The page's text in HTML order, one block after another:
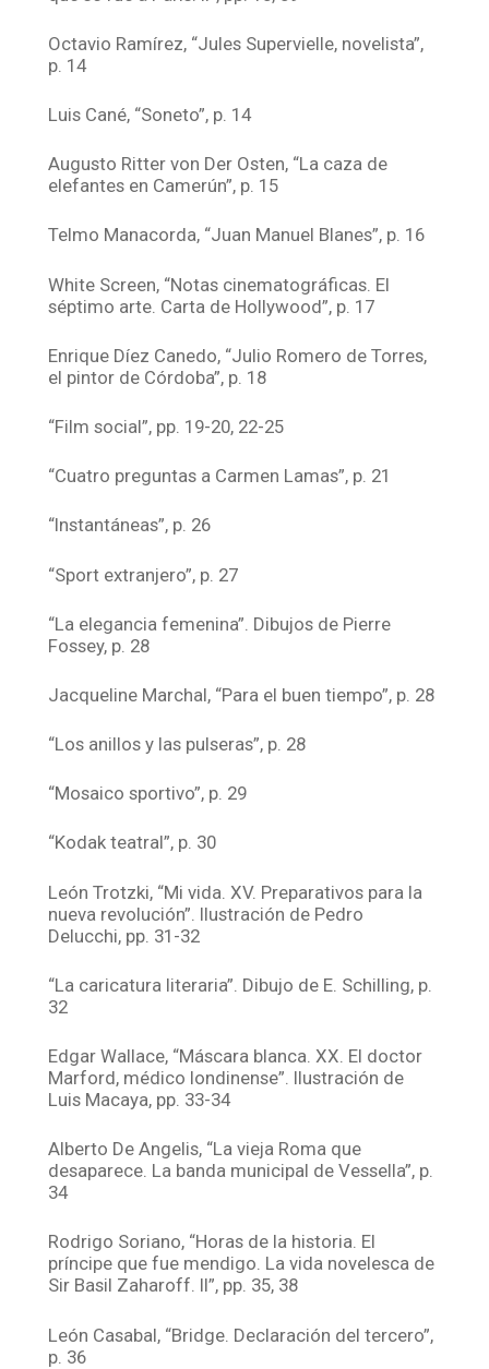
Octavio Ramírez, “Jules Supervielle, novelista”,
p. 14
Luis Cané, “Soneto”, p. 14
Augusto Ritter von Der Osten, “La caza de
elefantes en Camerún”, p. 15
Telmo Manacorda, “Juan Manuel Blanes”, p. 16
White Screen, “Notas cinematográficas. El
séptimo arte. Carta de Hollywood”, p. 17
Enrique Díez Canedo, “Julio Romero de Torres,
el pintor de Córdoba”, p. 18
“Film social”, pp. 19-20, 22-25
“Cuatro preguntas a Carmen Lamas”, p. 21
“Instantáneas”, p. 26
“Sport extranjero”, p. 27
“La elegancia femenina”. Dibujos de Pierre
Fossey, p. 28
Jacqueline Marchal, “Para el buen tiempo”, p. 28
“Los anillos y las pulseras”, p. 28
“Mosaico sportivo”, p. 29
“Kodak teatral”, p. 30
León Trotzki, “Mi vida. XV. Preparativos para la
nueva revolución”. Ilustración de Pedro
Delucchi, pp. 31-32
“La caricatura literaria”. Dibujo de E. Schilling, p.
32
Edgar Wallace, “Máscara blanca. XX. El doctor
Marford, médico londinense”. Ilustración de
Luis Macaya, pp. 33-34
Alberto De Angelis, “La vieja Roma que
desaparece. La banda municipal de Vessella”, p.
34
Rodrigo Soriano, “Horas de la historia. El
príncipe que fue mendigo. La vida novelesca de
Sir Basil Zaharoff. II”, pp. 35, 38
León Casabal, “Bridge. Declaración del tercero”,
p. 36